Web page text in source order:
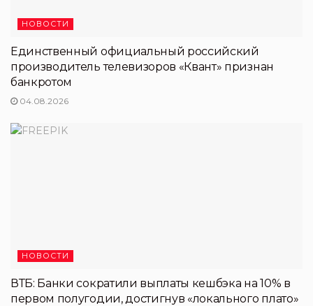
НОВОСТИ
Единственный официальный российский
производитель телевизоров «Квант» признан
банкротом
04.08.2026
НОВОСТИ
ВТБ: Банки сократили выплаты кешбэка на 10% в
первом полугодии, достигнув «локального плато»